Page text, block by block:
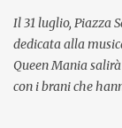
Il 31 luglio, Piazza
dedicata alla
Queen Mania
con i brani che